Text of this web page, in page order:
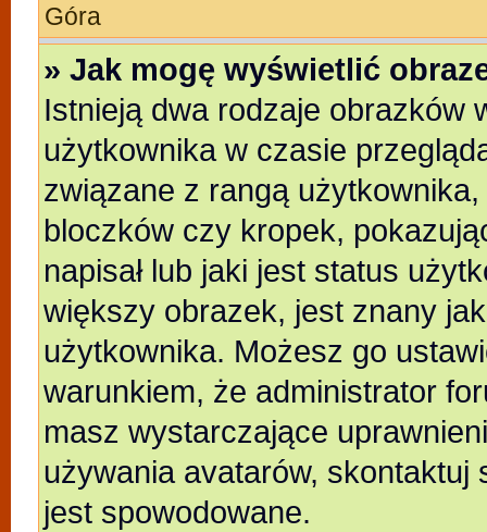
Góra
» Jak mogę wyświetlić
Istnieją dwa rodzaje obrazków
użytkownika w czasie
związane z rangą
bloczków czy kropek,
napisał lub jaki jest status
większy obrazek, jest znany
użytkownika. Możesz go
warunkiem, że administrator
masz wystarczające
używania avatarów,
jest spowodowane.